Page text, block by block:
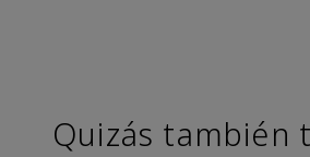
Quizás también